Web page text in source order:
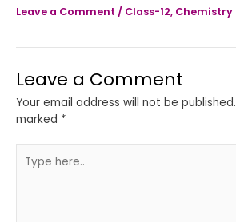
Leave a Comment / Class-12, Chemistry
Leave a Comment
Your email address will not be published.
marked *
here..